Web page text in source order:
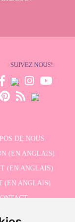
And Dolls, faites votre
SUIVEZ NOUS!
DE NOUS
(EN ANGLAIS)
(EN ANGLAIS)
(EN ANGLAIS)